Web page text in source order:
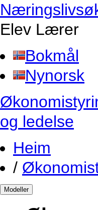
Elev Lærer
Bokmål
Nynorsk
og ledelse
Heim
/
Modeller